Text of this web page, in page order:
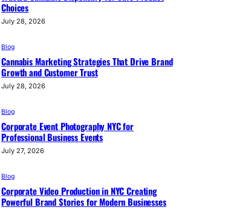
Choices
July 28, 2026
Blog
Cannabis Marketing Strategies That Drive Brand
Growth and Customer Trust
July 28, 2026
Blog
Corporate Event Photography NYC for
Professional Business Events
July 27, 2026
Blog
Corporate Video Production in NYC Creating
Powerful Brand Stories for Modern Businesses